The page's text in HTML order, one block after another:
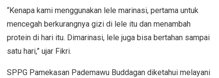
“Kenapa kami menggunakan lele marinasi, pertama untuk
mencegah berkurangnya gizi di lele itu dan menambah
protein di hari itu. Dimarinasi, lele juga bisa bertahan sampai
satu hari,” ujar Fikri.
SPPG Pamekasan Pademawu Buddagan diketahui melayani